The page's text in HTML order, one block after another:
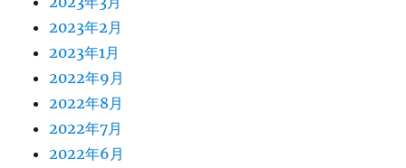
2023年2月
2023年1月
2022年9月
2022年8月
2022年7月
2022年6月